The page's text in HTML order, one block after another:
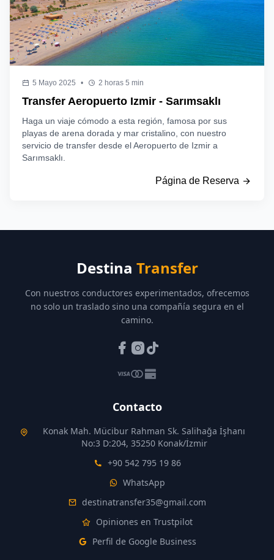
5 Mayo 2025 • 2 horas 5 min
Transfer Aeropuerto Izmir - Sarımsaklı
Haga un viaje cómodo a esta región, famosa por sus
playas de arena dorada y mar cristalino, con nuestro
servicio de transfer desde el Aeropuerto de Izmir a
Sarımsaklı.
Página de Reserva
Destina Transfer
Con nuestros conductores experimentados, ofrecemos
no solo un traslado sino una compañía segura en el
camino.
Contacto
Konak Mah. Mücibur Rahman Sk. Salihağa İşhanı
No:3 D:204, 35250 Konak/İzmir
+90 542 795 19 86
WhatsApp
destinatransfer35@gmail.com
Opiniones en Trustpilot
Perfil de Google Business